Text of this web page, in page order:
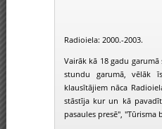
Radioiela: 2000.-2003.
Vairāk kā 18 gadu
stundu garumā, vēlāk
klausītājiem nāca
stāstīja kur un kā
pasaules presē", "Tūrisma